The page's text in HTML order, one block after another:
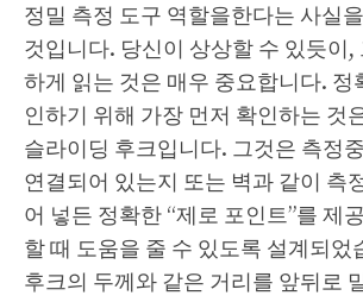
정밀 측정 도구 역할을한다는 사실
것입니다. 당신이 상상할 수 있듯이,
하게 읽는 것은 매우 중요합니다. 정
인하기 위해 가장 먼저 확인하는 것
슬라이딩 후크입니다. 그것은 측정
연결되어 있는지 또는 벽과 같이 측
어 넣든 정확한 “제로 포인트”를 제
할 때 도움을 줄 수 있도록 설계되었
후크의 두께와 같은 거리를 앞뒤로